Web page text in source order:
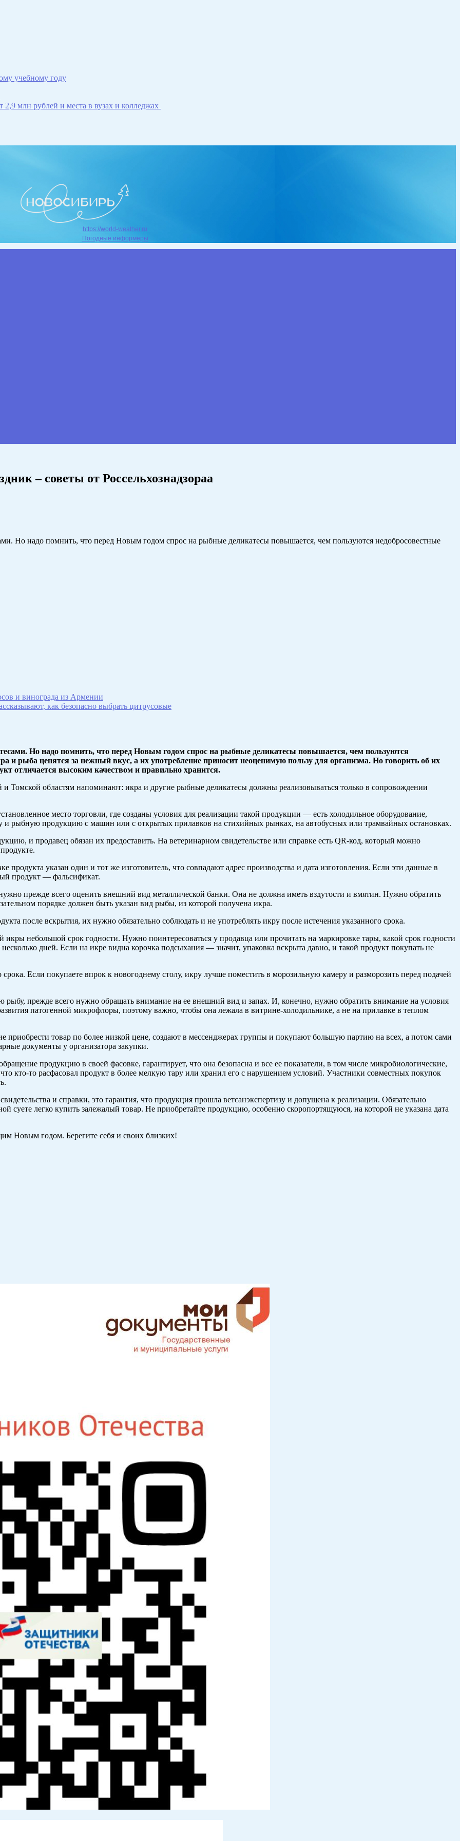
учебному году
2,9 млн рублей и места в вузах и колледжах
https://world-weather.ru
Погодные информеры
– советы от Россельхознадзораа
Но надо помнить, что перед Новым годом спрос на рыбные деликатесы повышается, чем пользуются недобросовестные
и винограда из Армении
как безопасно выбрать цитрусовые
Но надо помнить, что перед Новым годом спрос на рыбные деликатесы повышается, чем пользуются
и рыба ценятся за нежный вкус, а их употребление приносит неоценимую пользу для организма. Но говорить об их
отличается высоким качеством и правильно хранится.
Томской областям напоминают: икра и другие рыбные деликатесы должны реализовываться только в сопровождении
место торговли, где созданы условия для реализации такой продукции — есть холодильное оборудование,
и рыбную продукцию с машин или с открытых прилавков на стихийных рынках, на автобусных или трамвайных остановках.
и продавец обязан их предоставить. На ветеринарном свидетельстве или справке есть QR-код, который можно
указан один и тот же изготовитель, что совпадают адрес производства и дата изготовления. Если эти данные в
продукт — фальсификат.
прежде всего оценить внешний вид металлической банки. Она не должна иметь вздутости и вмятин. Нужно обратить
порядке должен быть указан вид рыбы, из которой получена икра.
после вскрытия, их нужно обязательно соблюдать и не употреблять икру после истечения указанного срока.
небольшой срок годности. Нужно поинтересоваться у продавца или прочитать на маркировке тары, какой срок годности
дней. Если на икре видна корочка подсыхания — значит, упаковка вскрыта давно, и такой продукт покупать не
Если покупаете впрок к новогоднему столу, икру лучше поместить в морозильную камеру и разморозить перед подачей
прежде всего нужно обращать внимание на ее внешний вид и запах. И, конечно, нужно обратить внимание на условия
патогенной микрофлоры, поэтому важно, чтобы она лежала в витрине-холодильнике, а не на прилавке в теплом
товар по более низкой цене, создают в мессенджерах группы и покупают большую партию на всех, а потом сами
документы у организатора закупки.
продукцию в своей фасовке, гарантирует, что она безопасна и все ее показатели, в том числе микробиологические,
кто-то расфасовал продукт в более мелкую тару или хранил его с нарушением условий. Участники совместных покупок
и справки, это гарантия, что продукция прошла ветсанэкспертизу и допущена к реализации. Обязательно
суете легко купить залежалый товар. Не приобретайте продукцию, особенно скоропортящуюся, на которой не указана дата
Новым годом. Берегите себя и своих близких!